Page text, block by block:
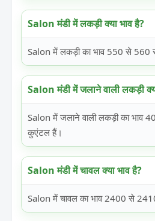
Salon मंडी में लकड़ी क्या भाव है?
Salon में लकड़ी का भाव 550 से 560
Salon मंडी में जलाने वाली लकड़ी
Salon में जलाने वाली लकड़ी का भाव
कुएंटल हैं।
Salon मंडी में चावल क्या भाव है?
Salon में चावल का भाव 2400 से